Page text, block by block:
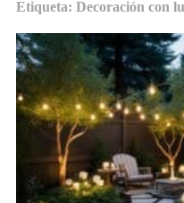
Etiqueta: Decoración con